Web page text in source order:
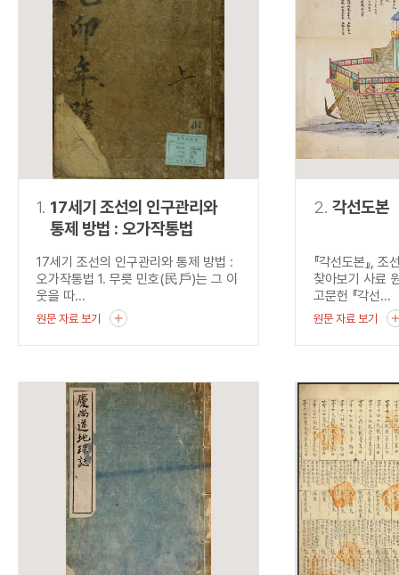
검색 연산자 사용안내
연산자
AND 정조 AND 정약용
“정조”와 “정약
색
정조 OR 정약용 “정조” 또는 “정
NOT 정조 NOT 정약용
“정조”가 나온
료를 검색
동시에 여러 개의 연산자를 사용할 수 있습니다.
1. 17세기 조선의 인구관리와
통제 방법 : 오가작통법
17세기 조선의 인구관리와 통제 방법 :
오가작통법 1. 무릇 민호(民戶)는 그 이
웃을 따...
원문 자료 보기
2. 각선도본
『각선도본』,
찾아보기 사료
고문헌 『각선...
원문 자료 보기